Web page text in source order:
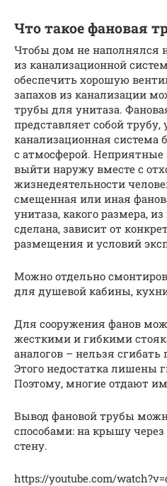
Что такое фановая
Чтобы дом не наполнялся
из канализационной
обеспечить хорошую
запахов из канализации
трубы для унитаза.
представляет собой трубу,
канализационная система
с атмосферой. Неприятные
выйти наружу вместе с
жизнедеятельности
смещенная или иная
унитаза, какого размера,
сделана, зависит от
размещения и условий
Можно отдельно
для душевой кабины,
Для сооружения фанов
жесткими и гибкими
аналогов – нельзя
Этого недостатка лишены
Поэтому, многие отдают
Вывод фановой трубы
способами: на крышу
стену.
https://youtube.com/